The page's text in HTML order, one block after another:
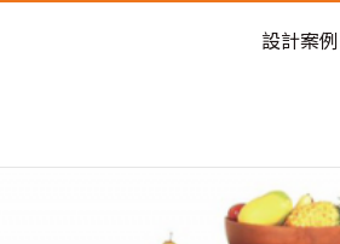
設計案例